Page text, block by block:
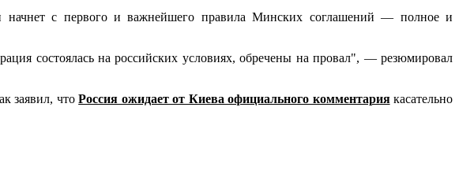
с первого и важнейшего правила Минских соглашений — полное и
состоялась на российских условиях, обречены на провал", — резюмировал
заявил, чтоРоссия ожидает от Киева официального комментариякасательно